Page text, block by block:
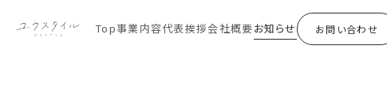
Top事業内容代表挨拶会社概要お知らせ お問い合わせ